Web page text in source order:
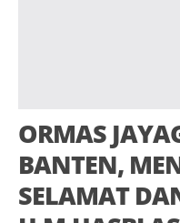
ORMAS
BANTEN,
SELAMAT